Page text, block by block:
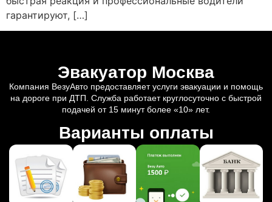
гарантируют, […]
Эвакуатор Москва
Компания ВезуАвто предоставляет услуги эвакуации и помощь
на дороге при ДТП. Служба работает круглосуточно с быстрой
подачей от 15 минут более «10» лет.
Варианты оплаты